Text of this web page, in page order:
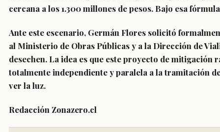
cercana a los 1.300 millones de pesos. Bajo esa
Ante este escenario, Germán Flores solicitó
al Ministerio de Obras Públicas y a la Dirección de
desechen. La idea es que este proyecto de
totalmente independiente y paralela a la tramitación
ver la luz.
Redacción Zonazero.cl